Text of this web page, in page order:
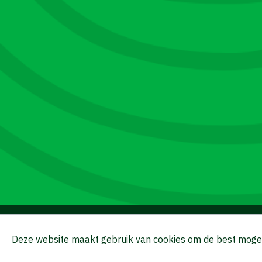
© Van Aarle Houtbedrijf BTW
Deze website maakt gebruik van cookies om de best